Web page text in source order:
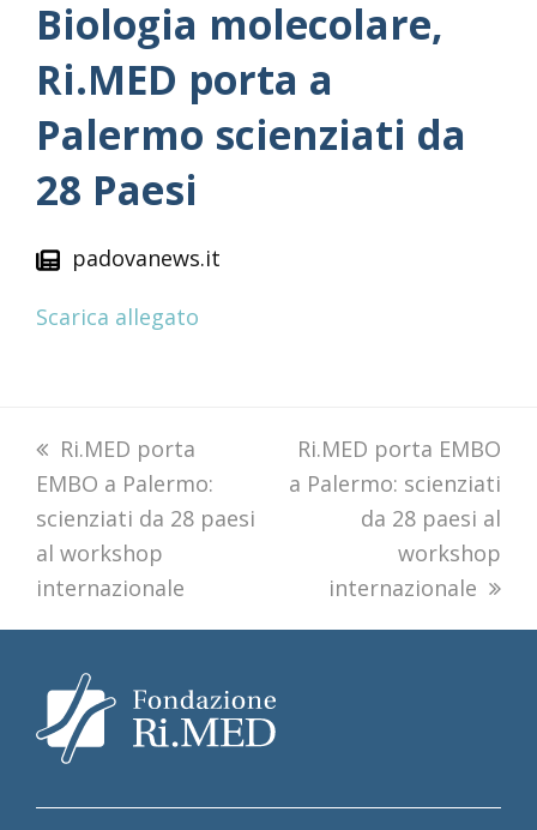
Biologia molecolare,
Ri.MED porta a
Palermo scienziati da
28 Paesi
padovanews.it
Scarica allegato
previous
post:
Ri.MED porta
EMBO a Palermo:
scienziati da 28 paesi
al workshop
internazionale
next
post:
Ri.MED porta EMBO
a Palermo: scienziati
da 28 paesi al
workshop
internazionale